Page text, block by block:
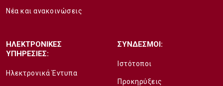
Νέα και ανακοινώσεις
ΗΛΕΚΤΡΟΝΙΚΕΣ
ΥΠΗΡΕΣΙΕΣ:
Ηλεκτρονικά Έντυπα
ΣΥΝΔΕΣΜΟΙ:
Ιστότοποι
Προκηρύξεις